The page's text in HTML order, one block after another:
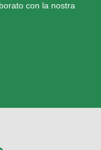
con la nostra